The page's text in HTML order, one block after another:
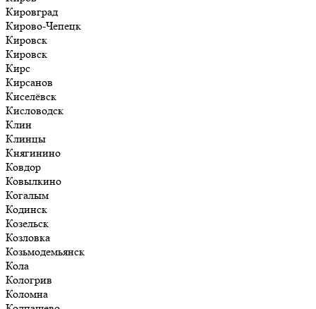
Кировград
Кирово-Чепецк
Кировск
Кировск
Кирс
Кирсанов
Киселёвск
Кисловодск
Клин
Клинцы
Княгинино
Ковдор
Ковылкино
Когалым
Кодинск
Козельск
Козловка
Козьмодемьянск
Кола
Кологрив
Коломна